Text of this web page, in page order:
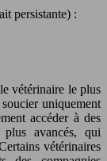
persistante) :
vétérinaire le plus
uniquement
accéder à des
plus avancés, qui
vétérinaires